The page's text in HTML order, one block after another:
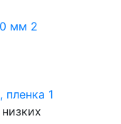
мм 2
пленка 1